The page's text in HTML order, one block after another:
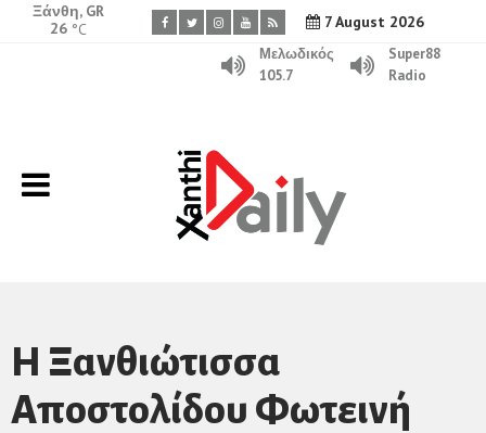
7 August 2026
Ξάνθη, GR
26 °C
Μελωδικός
105.7
Super88
Radio
Η Ξανθιώτισσα
Αποστολίδου Φωτεινή